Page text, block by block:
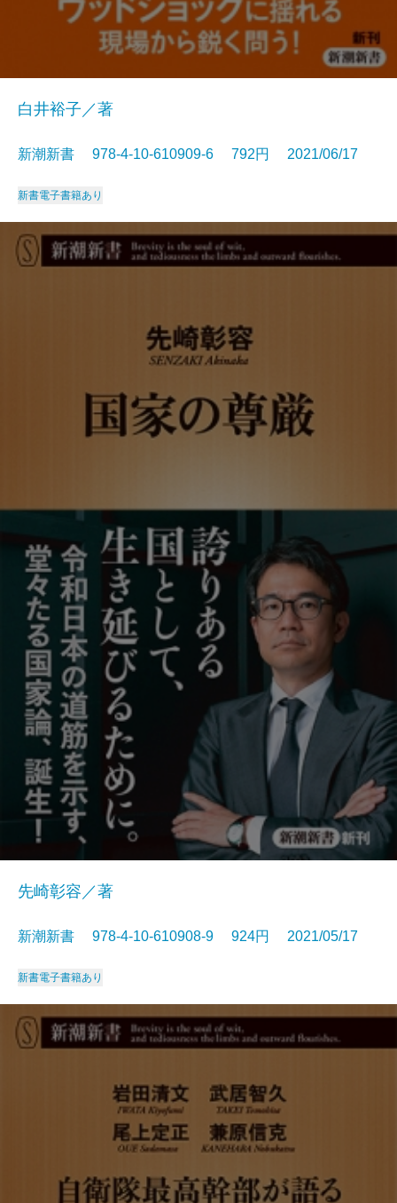
白井裕子／著
新潮新書 978-4-10-610909-6 792円 2021/06/17
新書電子書籍あり
先崎彰容／著
新潮新書 978-4-10-610908-9 924円 2021/05/17
新書電子書籍あり